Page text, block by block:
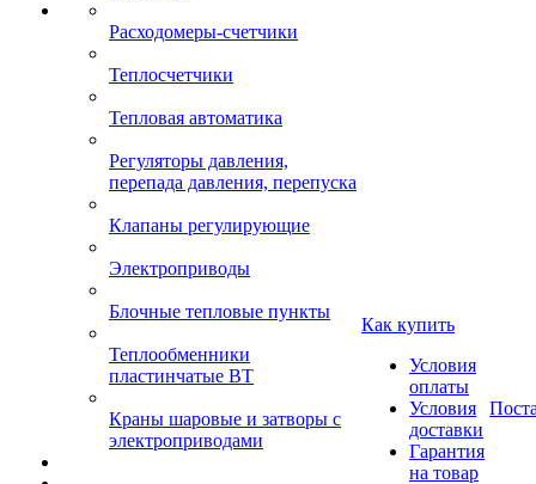
Расходомеры-счетчики
Теплосчетчики
Тепловая автоматика
Регуляторы давления,
перепада давления, перепуска
Клапаны регулирующие
Электроприводы
Блочные тепловые пункты
Теплообменники
пластинчатые ВТ
Краны шаровые и затворы с
электроприводами
Как купить
Условия
оплаты
Условия
доставки
Гарантия
на товар